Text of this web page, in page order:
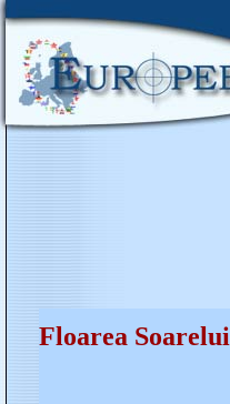
Floarea Soarelui